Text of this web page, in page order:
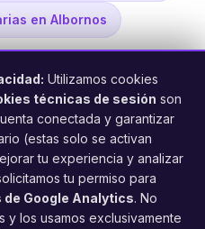
en Albornos
por teléfono y WhatsApp.
con IA para tu negocio.
Utilizamos cookies
técnicas de sesión son
conectada y garantizar
(estas solo se activan
tu experiencia y analizar
tu permiso para
Google Analytics. No
y los usamos exclusivamente